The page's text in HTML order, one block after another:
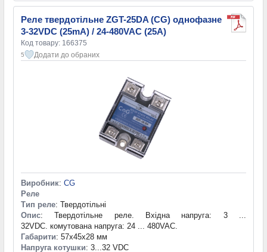
Реле твердотільне ZGT-25DA (CG) однофазне
3-32VDC (25mA) / 24-480VAC (25A)
Код товару: 166375
5 Додати до обраних
Виробник: CG
Реле
Тип реле: Твердотільні
Опис: Твердотільне реле. Вхідна напруга: 3 ...
32VDC. комутована напруга: 24 ... 480VAC.
Габарити: 57x45x28 мм
Напруга котушки: 3...32 VDC